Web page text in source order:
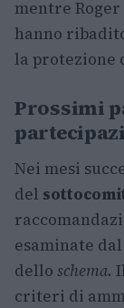
mentre Roger
hanno
la protezione
Prossimi
Nei mesi
del
esaminate
dello schema.
criteri di